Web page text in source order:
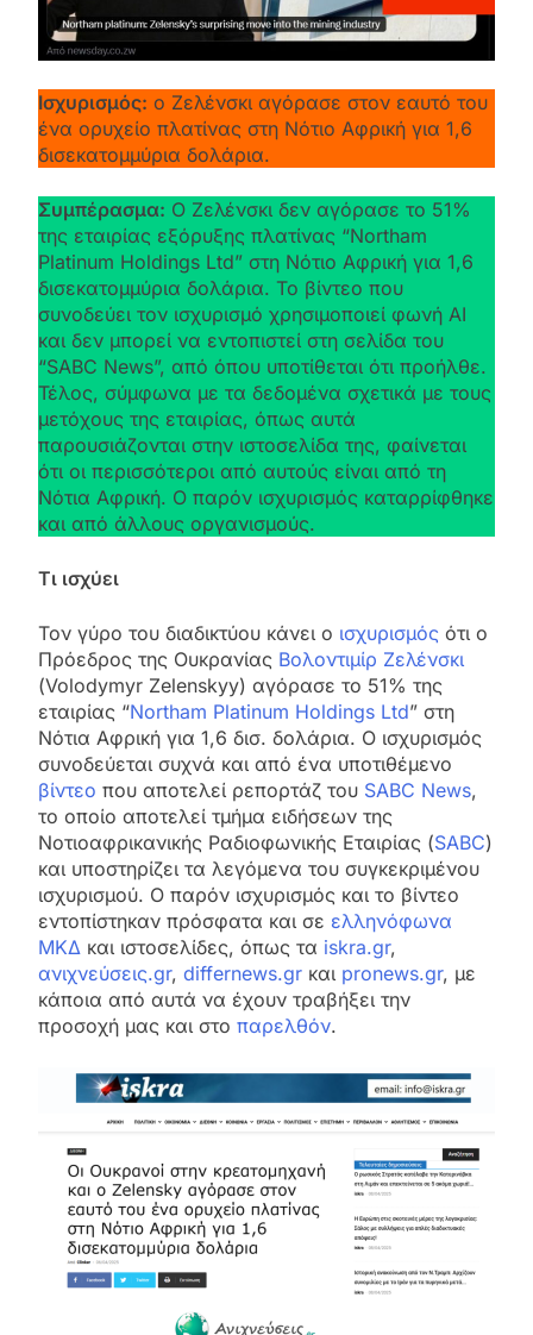
Ισχυρισμός: ο Ζελένσκι αγόρασε στον εαυτό του
ένα ορυχείο πλατίνας στη Νότιο Αφρική για 1,6
δισεκατομμύρια δολάρια.
Συμπέρασμα: Ο Ζελένσκι δεν αγόρασε το 51%
της εταιρίας εξόρυξης πλατίνας “Northam
Platinum Holdings Ltd” στη Νότιο Αφρική για 1,6
δισεκατομμύρια δολάρια. Το βίντεο που
συνοδεύει τον ισχυρισμό χρησιμοποιεί φωνή AI
και δεν μπορεί να εντοπιστεί στη σελίδα του
“SABC News”, από όπου υποτίθεται ότι προήλθε.
Τέλος, σύμφωνα με τα δεδομένα σχετικά με τους
μετόχους της εταιρίας, όπως αυτά
παρουσιάζονται στην ιστοσελίδα της, φαίνεται
ότι οι περισσότεροι από αυτούς είναι από τη
Νότια Αφρική. Ο παρόν ισχυρισμός καταρρίφθηκε
και από άλλους οργανισμούς.
Τι ισχύει
Τον γύρο του διαδικτύου κάνει ο ισχυρισμός ότι ο
Πρόεδρος της Ουκρανίας Βολοντιμίρ Ζελένσκι
(Volodymyr Zelenskyy) αγόρασε το 51% της
εταιρίας “Northam Platinum Holdings Ltd” στη
Νότια Αφρική για 1,6 δισ. δολάρια. Ο ισχυρισμός
συνοδεύεται συχνά και από ένα υποτιθέμενο
βίντεο που αποτελεί ρεπορτάζ του SABC News,
το οποίο αποτελεί τμήμα ειδήσεων της
Νοτιοαφρικανικής Ραδιοφωνικής Εταιρίας (SABC)
και υποστηρίζει τα λεγόμενα του συγκεκριμένου
ισχυρισμού. Ο παρόν ισχυρισμός και το βίντεο
εντοπίστηκαν πρόσφατα και σε ελληνόφωνα
ΜΚΔ και ιστοσελίδες, όπως τα iskra.gr,
ανιχνεύσεις.gr, differnews.gr και pronews.gr, με
κάποια από αυτά να έχουν τραβήξει την
προσοχή μας και στο παρελθόν.